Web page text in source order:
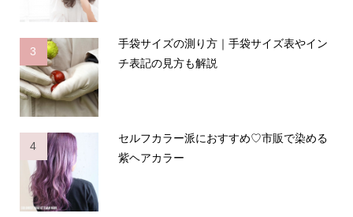
3
手袋サイズの測り方｜手袋サイズ表やイン
チ表記の見方も解説
4
セルフカラー派におすすめ♡市販で染める
紫ヘアカラー